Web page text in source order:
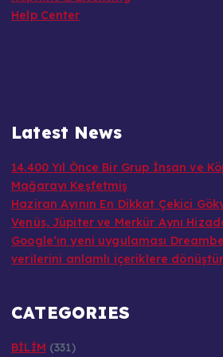
Help Center
Latest News
14.400 Yıl Önce Bir Grup İnsan ve
Mağarayı Keşfetmiş
Haziran Ayının En Dikkat Çekici
Venüs, Jüpiter ve Merkür Aynı
Google’ın yeni uygulaması
verilerini anlamlı içeriklere
CATEGORIES
BİLİM (331)